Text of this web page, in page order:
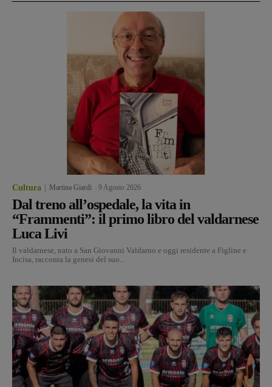
Cultura Martina Giardi 9 Agosto 2026
Dal treno all’ospedale, la vita in
“Frammenti”: il primo libro del valdarnese
Luca Livi
Il valdarnese, nato a San Giovanni Valdarno e oggi residente a Figline e
Incisa, racconta la genesi del suo...